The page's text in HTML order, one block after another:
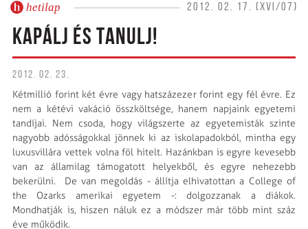
hetilap 2012. 02. 17. (XVI/07)
KAPÁLJ ÉS TANULJ!
2012. 02. 23.
Kétmillió forint két évre vagy hatszázezer forint egy fél évre. Ez
nem a kétévi vakáció összköltsége, hanem napjaink egyetemi
tandíjai. Nem csoda, hogy világszerte az egyetemisták szinte
nagyobb adósságokkal jönnek ki az iskolapadokból, mintha egy
luxusvillára vettek volna föl hitelt. Hazánkban is egyre kevesebb
van az államilag támogatott helyekből, és egyre nehezebb
bekerülni. De van megoldás - állítja elhivatottan a College of
the Ozarks amerikai egyetem -: dolgozzanak a diákok.
Mondhatják is, hiszen náluk ez a módszer már több mint száz
éve működik.